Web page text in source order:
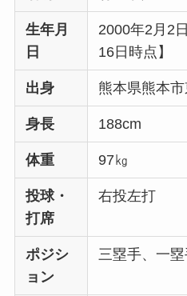
生年月
日
2000年2月2
16日時点】
出身 熊本県熊本
身長 188cm
体重 97㎏
投球・
打席
右投左打
ポジシ
ョン
三塁手、一